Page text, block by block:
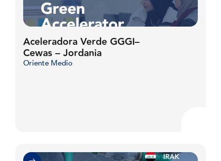
Aceleradora Verde GGGI–
Cewas – Jordania
Oriente Medio